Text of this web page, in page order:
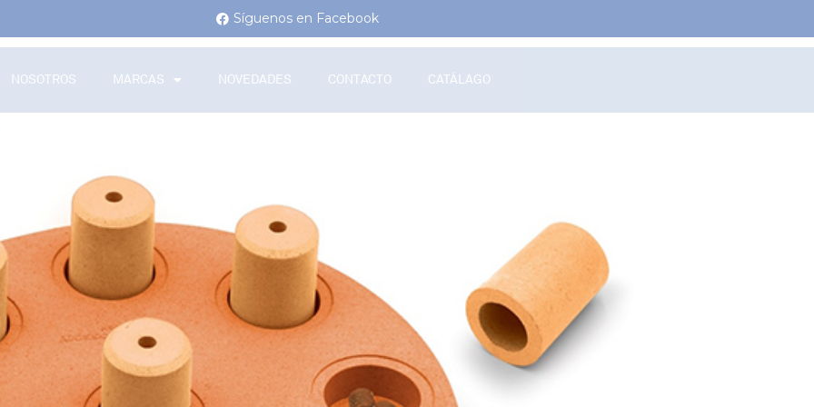
Síguenos en Facebook
NOSOTROS MARCAS NOVEDADES CONTACTO CATÁLAGO